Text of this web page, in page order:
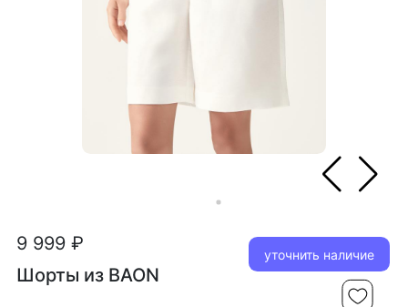
9 999 ₽
Шорты из BAON
уточнить наличие